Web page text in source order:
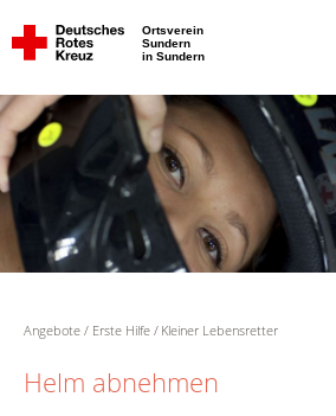
Ortsverein
Sundern
in Sundern
Angebote Erste Hilfe Kleiner Lebensretter
Helm abnehmen